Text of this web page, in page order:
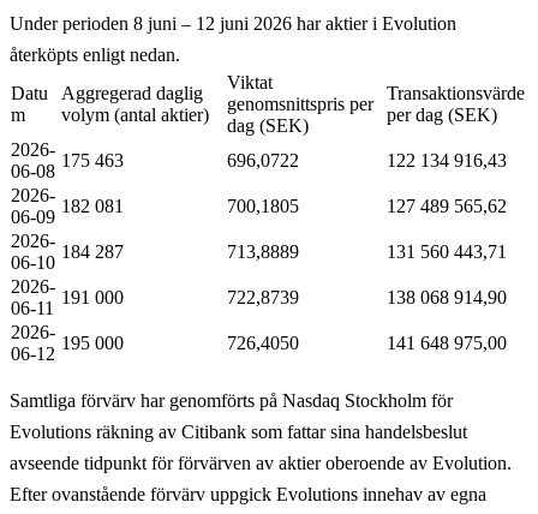
Under perioden 8 juni – 12 juni 2026 har aktier i Evolution
återköpts enligt nedan.
Datu
m
Aggregerad daglig
volym (antal aktier)
Viktat
genomsnittspris per
dag (SEK)
Transaktionsvärde
per dag (SEK)
2026-
06-08
175 463 696,0722
122 134 916,43
2026-
06-09
182 081 700,1805
127 489 565,62
2026-
06-10
184 287 713,8889
131 560 443,71
2026-
06-11
191 000 722,8739
138 068 914,90
2026-
06-12
195 000 726,4050 141 648 975,00
Samtliga förvärv har genomförts på Nasdaq Stockholm för
Evolutions räkning av Citibank som fattar sina handelsbeslut
avseende tidpunkt för förvärven av aktier oberoende av Evolution.
Efter ovanstående förvärv uppgick Evolutions innehav av egna